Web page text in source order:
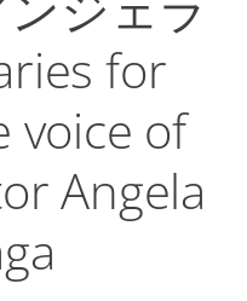
for
voice of
Angela